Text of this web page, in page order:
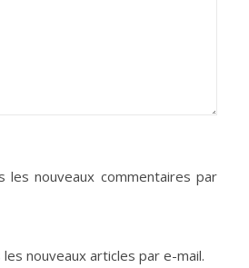
les nouveaux commentaires par
nouveaux articles par e-mail.